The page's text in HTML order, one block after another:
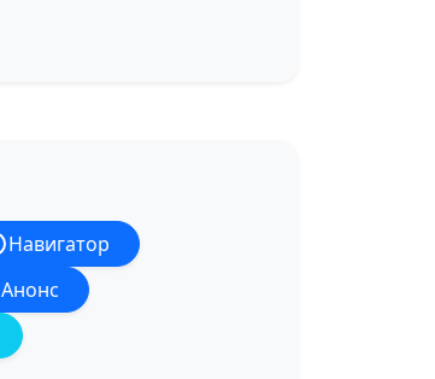
Навигатор
Анонс